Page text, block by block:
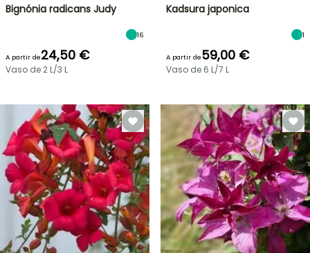
Bignónia radicans Judy
16
A partir de24,50 €
Vaso de 2 L/3 L
Kadsura japonica
1
A partir de59,00 €
Vaso de 6 L/7 L